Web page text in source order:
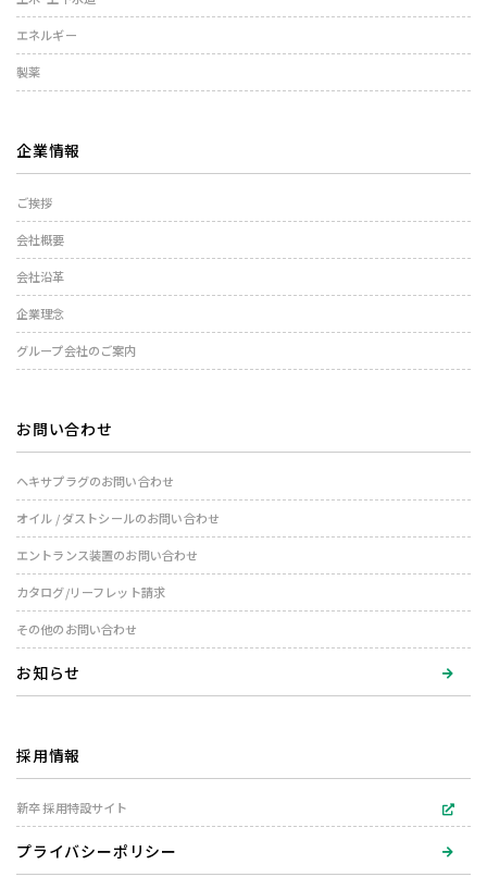
エネルギー
製薬
企業情報
ご挨拶
会社概要
会社沿革
企業理念
グループ会社のご案内
お問い合わせ
ヘキサプラグのお問い合わせ
オイル / ダストシールのお問い合わせ
エントランス装置のお問い合わせ
カタログ/リーフレット請求
その他のお問い合わせ
お知らせ
採用情報
新卒 採用特設サイト
プライバシーポリシー